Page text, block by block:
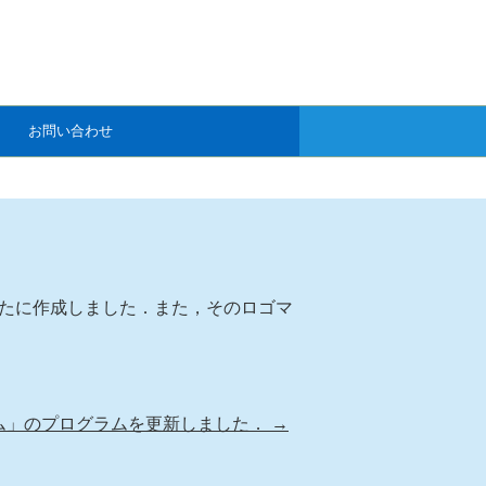
お問い合わせ
に作成しました．また，そのロゴマ
のプログラムを更新しました．
→